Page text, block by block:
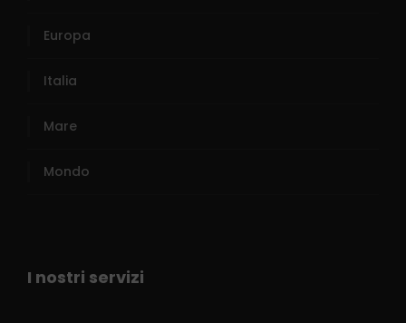
Europa
Italia
Mare
Mondo
I nostri servizi